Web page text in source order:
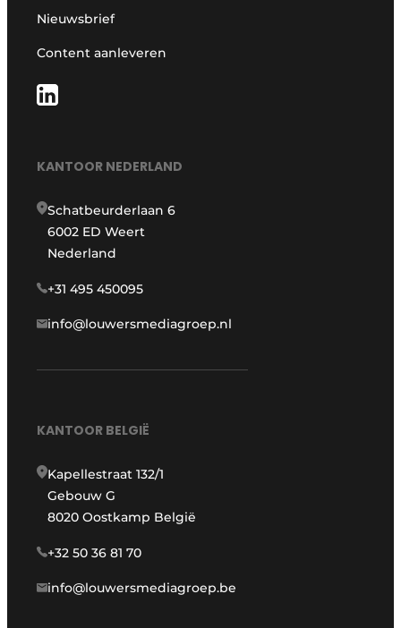
Nieuwsbrief
Content aanleveren
KANTOOR NEDERLAND
Schatbeurderlaan 6
6002 ED Weert
Nederland
+31 495 450095
info@louwersmediagroep.nl
KANTOOR BELGIË
Kapellestraat 132/1
Gebouw G
8020 Oostkamp België
+32 50 36 81 70
info@louwersmediagroep.be